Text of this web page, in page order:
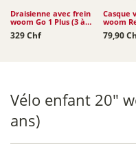
Draisienne avec frein
woom Go 1 Plus (3 à
4,5 ans)
329 Chf
Casque
woom
79,90
Vélo enfant 20"
ans)